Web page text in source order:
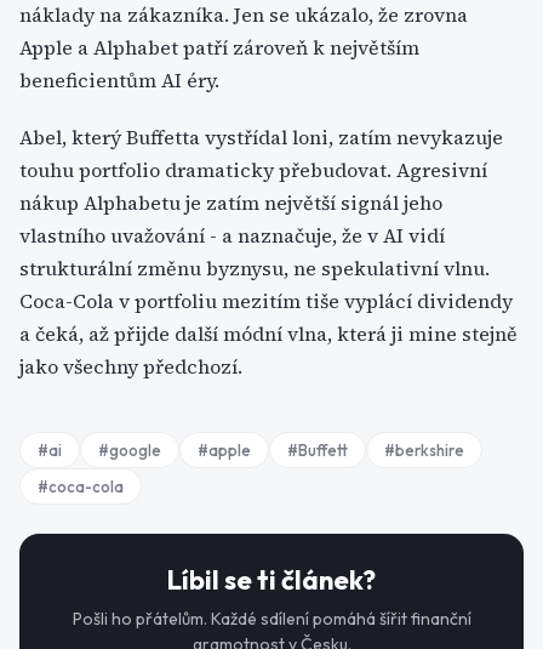
náklady na zákazníka. Jen se ukázalo, že zrovna
Apple a Alphabet patří zároveň k největším
beneficientům AI éry.
Abel, který Buffetta vystřídal loni, zatím nevykazuje
touhu portfolio dramaticky přebudovat. Agresivní
nákup Alphabetu je zatím největší signál jeho
vlastního uvažování - a naznačuje, že v AI vidí
strukturální změnu byznysu, ne spekulativní vlnu.
Coca-Cola v portfoliu mezitím tiše vyplácí dividendy
a čeká, až přijde další módní vlna, která ji mine stejně
jako všechny předchozí.
#ai #google #apple #Buffett #berkshire
#coca-cola
Líbil se ti článek?
Pošli ho přátelům. Každé sdílení pomáhá šířit finanční
gramotnost v Česku.